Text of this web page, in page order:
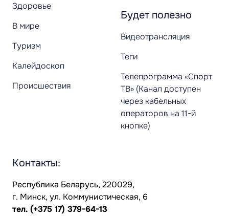
Здоровье
В мире
Туризм
Калейдоскоп
Происшествия
Будет полезно
Видеотрансляция
Теги
Телепрограмма «Спорт
ТВ» (Канал доступен
через кабельных
операторов на 11-й
кнопке)
Контакты:
Республика Беларусь, 220029,
г. Минск, ул. Коммунистическая, 6
тел. (+375 17) 379-64-13